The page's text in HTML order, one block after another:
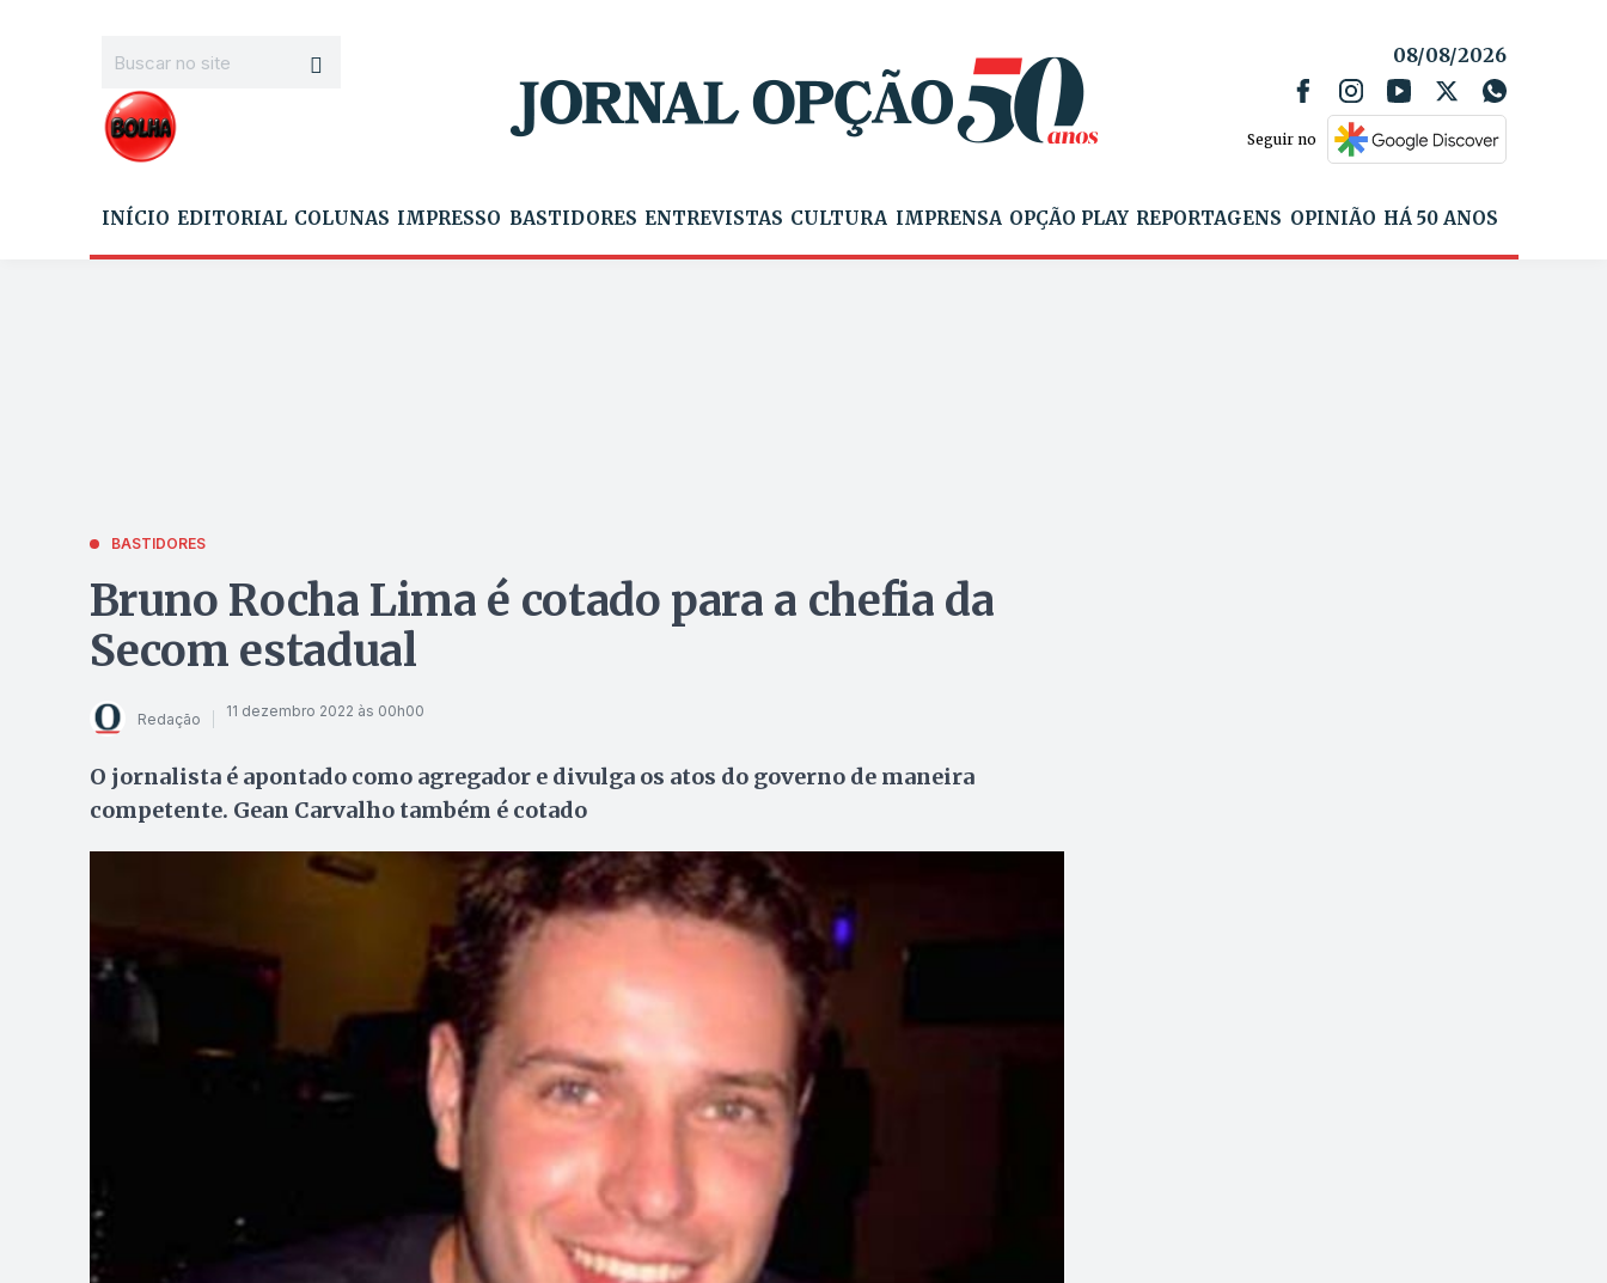
08/08/2026
Seguir no
INÍCIO EDITORIAL COLUNAS IMPRESSO BASTIDORES ENTREVISTAS CULTURA IMPRENSA OPÇÃO PLAY REPORTAGENS OPINIÃO HÁ 50 ANOS
BASTIDORES
Bruno Rocha Lima é cotado para a chefia da
Secom estadual
Redação 11 dezembro 2022 às 00h00
O jornalista é apontado como agregador e divulga os atos do governo de maneira
competente. Gean Carvalho também é cotado